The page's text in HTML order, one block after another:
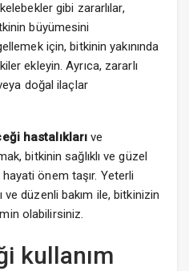
gibi zararlılar,
büyümesini
için, bitkinin yakınında
ekleyin. Ayrıca, zararlı
doğal ilaçlar
hastalıkları ve
bitkinin sağlıklı ve güzel
önem taşır. Yeterli
ve düzenli bakım ile, bitkinizin
olabilirsiniz.
kullanım